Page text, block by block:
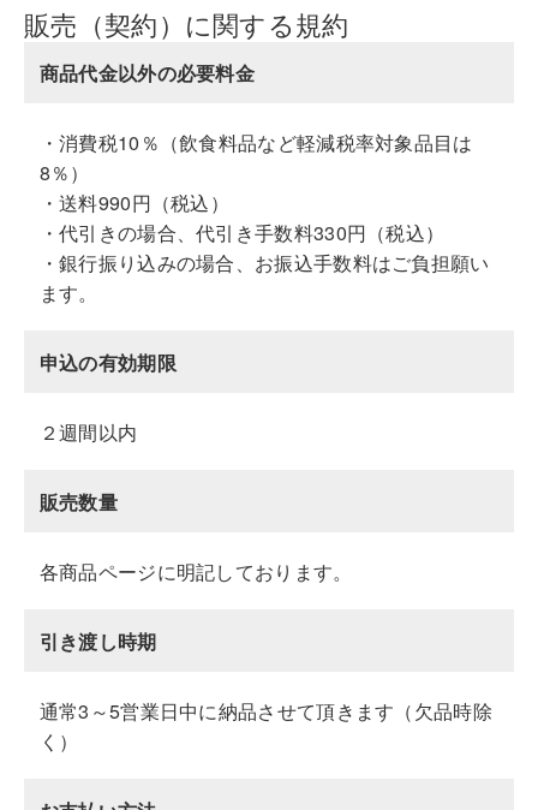
販売（契約）に関する規約
商品代金以外の必要料金
・消費税10％（飲食料品など軽減税率対象品目は
8％）
・送料990円（税込）
・代引きの場合、代引き手数料330円（税込）
・銀行振り込みの場合、お振込手数料はご負担願い
ます。
申込の有効期限
２週間以内
販売数量
各商品ページに明記しております。
引き渡し時期
通常3～5営業日中に納品させて頂きます（欠品時除
く）